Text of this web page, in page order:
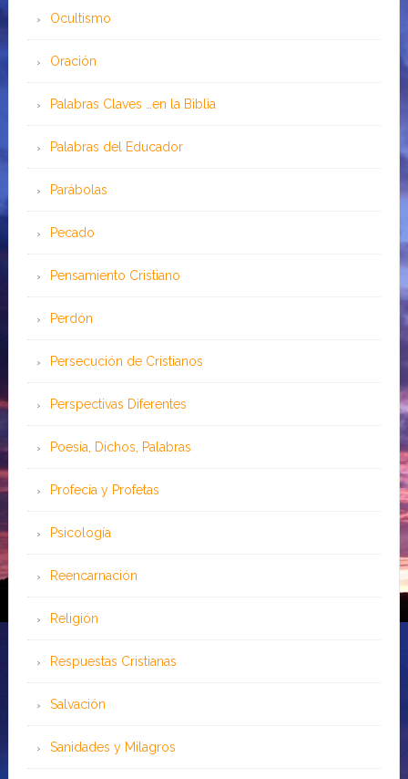
Ocultismo
Oración
Palabras Claves …en la Biblia
Palabras del Educador
Parábolas
Pecado
Pensamiento Cristiano
Perdón
Persecución de Cristianos
Perspectivas Diferentes
Poesía, Dichos, Palabras
Profecía y Profetas
Psicología
Reencarnación
Religión
Respuestas Cristianas
Salvación
Sanidades y Milagros